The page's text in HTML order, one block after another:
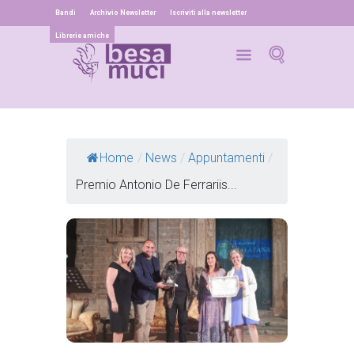
Bandi Archivio Newsletter Iscriviti alla newsletter
Librerie amiche
Home / News / Appuntamenti /
Premio Antonio De Ferrariis...